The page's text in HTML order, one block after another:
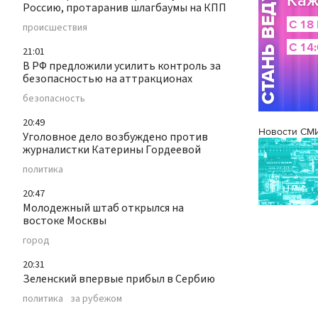
Россию, протаранив шлагбаумы на КПП
происшествия
21:01
В РФ предложили усилить контроль за
безопасностью на аттракционах
безопасность
20:49
Уголовное дело возбуждено против
журналистки Катерины Гордеевой
политика
20:47
Молодежный штаб открылся на
востоке Москвы
город
20:31
Зеленский впервые прибыл в Сербию
политика за рубежом
Новости